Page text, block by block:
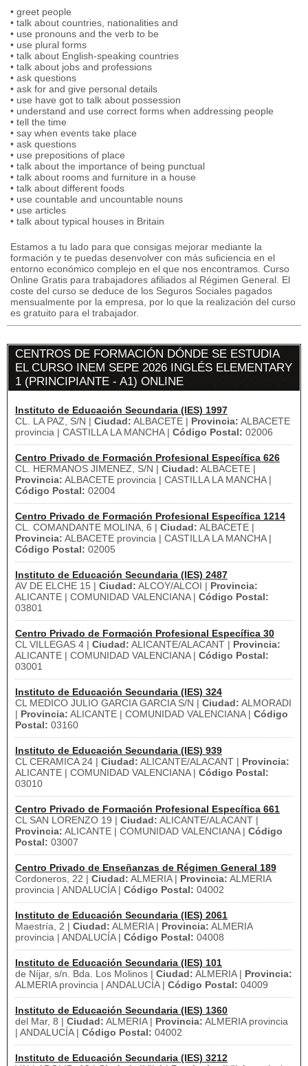
• greet people
• talk about countries, nationalities and
• use pronouns and the verb to be
• use plural forms
• talk about English-speaking countries
• talk about jobs and professions
• ask questions
• ask for and give personal details
• use have got to talk about possession
• understand and use correct forms when addressing people
• tell the time
• say when events take place
• ask questions
• use prepositions of place
• talk about the importance of being punctual
• talk about rooms and furniture in a house
• talk about different foods
• use countable and uncountable nouns
• use articles
• talk about typical houses in Britain
Estamos a tu lado para que consigas mejorar mediante la
formación y te puedas desenvolver con más suficiencia en el
entorno económico complejo en el que nos encontramos. Curso
Online Gratis para trabajadores afiliados al Régimen General. El
coste del curso se deduce de los Seguros Sociales pagados
mensualmente por la empresa, por lo que la realización del curso
es gratuito para el trabajador.
CENTROS DE FORMACIÓN DÓNDE SE ESTUDIA
EL CURSO INEM SEPE 2026 INGLÉS ELEMENTARY
1 (PRINCIPIANTE - A1) ONLINE
Instituto de Educación Secundaria (IES) 1997
CL. LA PAZ, S/N | Ciudad: ALBACETE | Provincia: ALBACETE
provincia | CASTILLA LA MANCHA | Código Postal: 02006
Centro Privado de Formación Profesional Específica 626
CL. HERMANOS JIMENEZ, S/N | Ciudad: ALBACETE |
Provincia: ALBACETE provincia | CASTILLA LA MANCHA |
Código Postal: 02004
Centro Privado de Formación Profesional Específica 1214
CL. COMANDANTE MOLINA, 6 | Ciudad: ALBACETE |
Provincia: ALBACETE provincia | CASTILLA LA MANCHA |
Código Postal: 02005
Instituto de Educación Secundaria (IES) 2487
AV DE ELCHE 15 | Ciudad: ALCOY/ALCOI | Provincia:
ALICANTE | COMUNIDAD VALENCIANA | Código Postal:
03801
Centro Privado de Formación Profesional Específica 30
CL VILLEGAS 4 | Ciudad: ALICANTE/ALACANT | Provincia:
ALICANTE | COMUNIDAD VALENCIANA | Código Postal:
03001
Instituto de Educación Secundaria (IES) 324
CL MEDICO JULIO GARCIA GARCIA S/N | Ciudad: ALMORADI
| Provincia: ALICANTE | COMUNIDAD VALENCIANA | Código
Postal: 03160
Instituto de Educación Secundaria (IES) 939
CL CERAMICA 24 | Ciudad: ALICANTE/ALACANT | Provincia:
ALICANTE | COMUNIDAD VALENCIANA | Código Postal:
03010
Centro Privado de Formación Profesional Específica 661
CL SAN LORENZO 19 | Ciudad: ALICANTE/ALACANT |
Provincia: ALICANTE | COMUNIDAD VALENCIANA | Código
Postal: 03007
Centro Privado de Enseñanzas de Régimen General 189
Cordoneros, 22 | Ciudad: ALMERIA | Provincia: ALMERIA
provincia | ANDALUCÍA | Código Postal: 04002
Instituto de Educación Secundaria (IES) 2061
Maestría, 2 | Ciudad: ALMERIA | Provincia: ALMERIA
provincia | ANDALUCÍA | Código Postal: 04008
Instituto de Educación Secundaria (IES) 101
de Níjar, s/n. Bda. Los Molinos | Ciudad: ALMERIA | Provincia:
ALMERIA provincia | ANDALUCÍA | Código Postal: 04009
Instituto de Educación Secundaria (IES) 1360
del Mar, 8 | Ciudad: ALMERIA | Provincia: ALMERIA provincia
| ANDALUCÍA | Código Postal: 04002
Instituto de Educación Secundaria (IES) 3212